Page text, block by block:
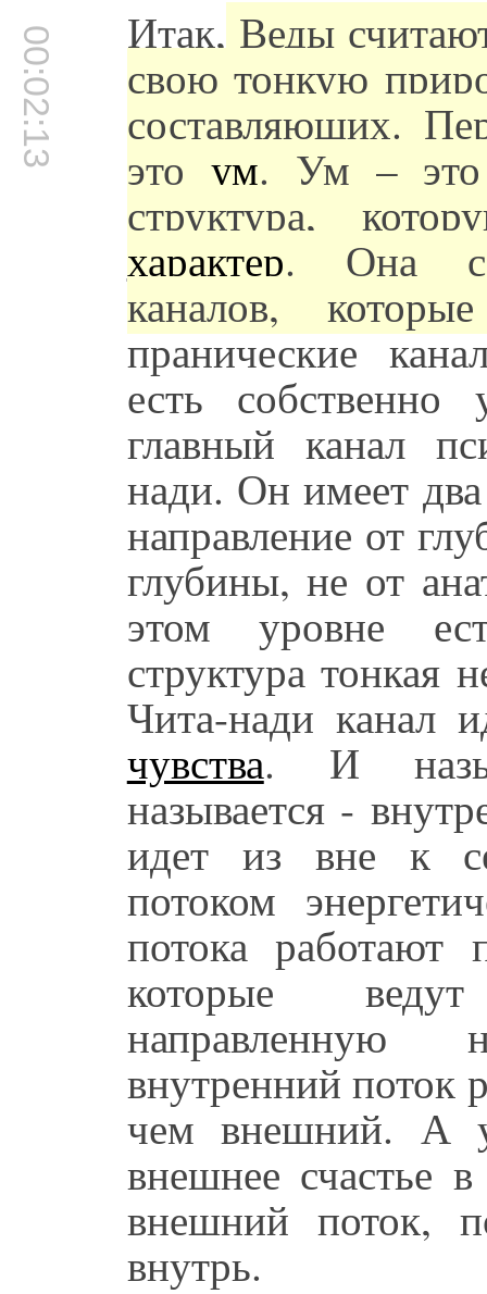
00:02:13 Итак, Веды
свою тонкую
составляющих.
это ум. Ум – это
структура,
характер. Она
каналов,
пранические
есть собственно
главный канал
нади. Он имеет
направление от
глубины, не от
этом уровне
структура тонкая
Чита-нади канал
чувства. И
называется -
идет из вне к
потоком
потока
которые
внутренний поток
чем внешний. А
внешнее счастье
внешний поток,
внутрь.